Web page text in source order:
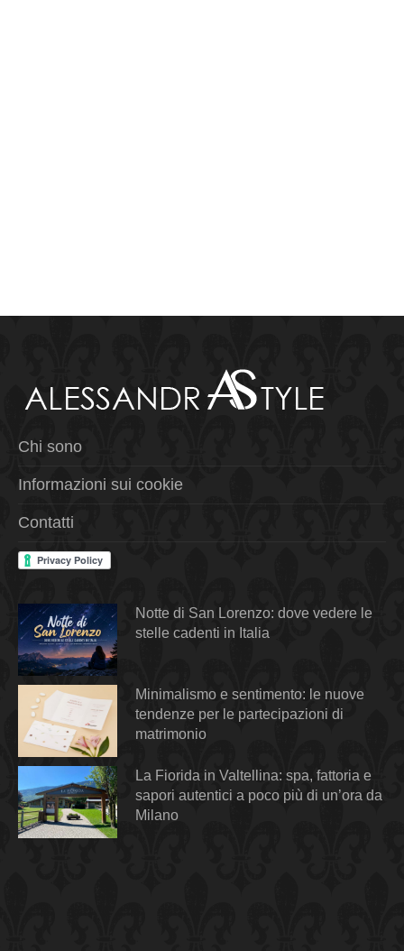
Chi sono
Informazioni sui cookie
Contatti
Notte di San Lorenzo: dove vedere le
stelle cadenti in Italia
Minimalismo e sentimento: le nuove
tendenze per le partecipazioni di
matrimonio
La Fiorida in Valtellina: spa, fattoria e
sapori autentici a poco più di un’ora da
Milano